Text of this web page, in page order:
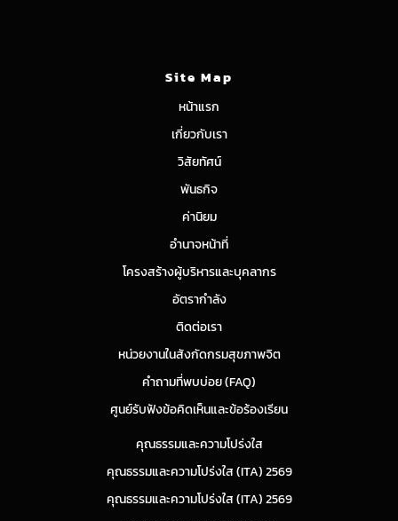
Site Map
หน้าแรก
เกี่ยวกับเรา
วิสัยทัศน์
พันธกิจ
ค่านิยม
อำนาจหน้าที่
โครงสร้างผู้บริหารและบุคลากร
อัตรากำลัง
ติดต่อเรา
หน่วยงานในสังกัดกรมสุขภาพจิต
คำถามที่พบบ่อย (FAQ)
ศูนย์รับฟังข้อคิดเห็นและข้อร้องเรียน
คุณธรรมและความโปร่งใส
คุณธรรมและความโปร่งใส (ITA) 2569
คุณธรรมและความโปร่งใส (ITA) 2569